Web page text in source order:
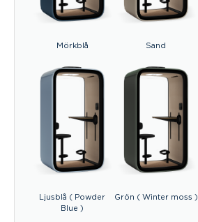
Mörkblå Sand
Ljusblå ( Powder
Blue )
Grön ( Winter moss )